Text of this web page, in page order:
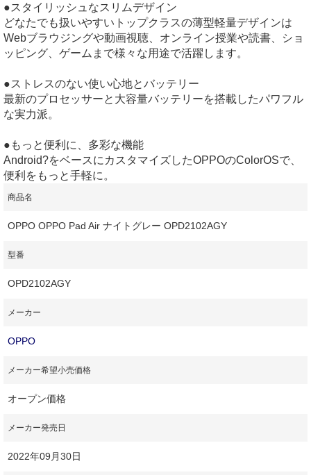
●スタイリッシュなスリムデザイン
どなたでも扱いやすいトップクラスの薄型軽量デザインは
Webブラウジングや動画視聴、オンライン授業や読書、ショ
ッピング、ゲームまで様々な用途で活躍します。
●ストレスのない使い心地とバッテリー
最新のプロセッサーと大容量バッテリーを搭載したパワフル
な実力派。
●もっと便利に、多彩な機能
Android?をベースにカスタマイズしたOPPOのColorOSで、
便利をもっと手軽に。
商品名
OPPO OPPO Pad Air ナイトグレー OPD2102AGY
型番
OPD2102AGY
メーカー
OPPO
メーカー希望小売価格
オープン価格
メーカー発売日
2022年09月30日